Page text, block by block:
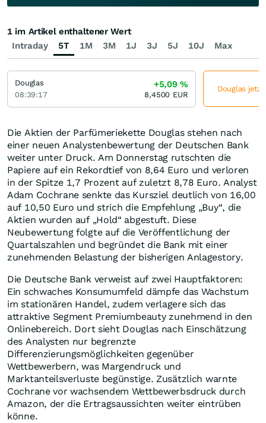
Die Aktien der Parfümeriekette Douglas stehen nach
einer neuen Analystenbewertung der Deutschen Bank
weiter unter Druck. Am Donnerstag rutschten die
Papiere auf ein Rekordtief von 8,64 Euro und verloren
in der Spitze 1,7 Prozent auf zuletzt 8,78 Euro. Analyst
Adam Cochrane senkte das Kursziel deutlich von 16,00
auf 10,50 Euro und strich die Empfehlung „Buy“, die
Aktien wurden auf „Hold“ abgestuft. Diese
Neubewertung folgte auf die Veröffentlichung der
Quartalszahlen und begründet die Bank mit einer
zunehmenden Belastung der bisherigen Anlagestory.
Die Deutsche Bank verweist auf zwei Hauptfaktoren:
Ein schwaches Konsumumfeld dämpfe das Wachstum
im stationären Handel, zudem verlagere sich das
attraktive Segment Premiumbeauty zunehmend in den
Onlinebereich. Dort sieht Douglas nach Einschätzung
des Analysten nur begrenzte
Differenzierungsmöglichkeiten gegenüber
Wettbewerbern, was Margendruck und
Marktanteilsverluste begünstige. Zusätzlich warnte
Cochrane vor wachsendem Wettbewerbsdruck durch
Amazon, der die Ertragsaussichten weiter eintrüben
könne.
Intraday 5T 1M 3M 1J 3J 5J 10J Max
1 im Artikel enthaltener Wert
Douglas
08:39:17
+5,09%
8,4500 EUR
Douglas